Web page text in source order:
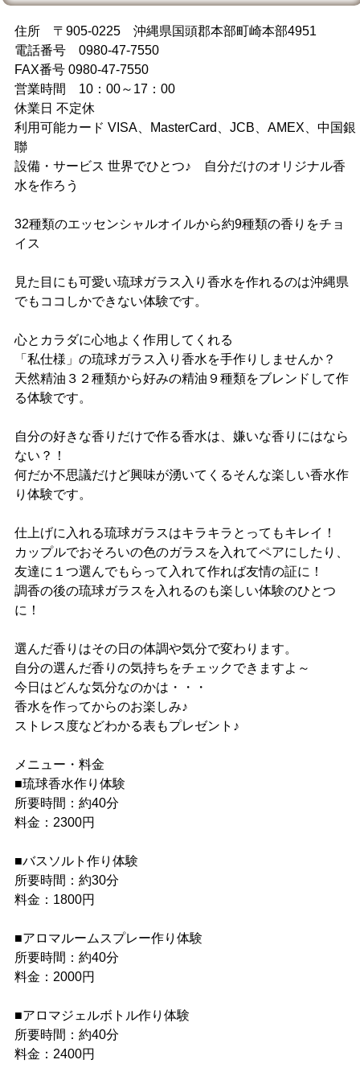
住所 〒905-0225 沖縄県国頭郡本部町崎本部4951
電話番号 0980-47-7550
FAX番号 0980-47-7550
営業時間 10：00～17：00
休業日 不定休
利用可能カード VISA、MasterCard、JCB、AMEX、中国銀
聯
設備・サービス 世界でひとつ♪ 自分だけのオリジナル香
水を作ろう
32種類のエッセンシャルオイルから約9種類の香りをチョ
イス
見た目にも可愛い琉球ガラス入り香水を作れるのは沖縄県
でもココしかできない体験です。
心とカラダに心地よく作用してくれる
「私仕様」の琉球ガラス入り香水を手作りしませんか？
天然精油３２種類から好みの精油９種類をブレンドして作
る体験です。
自分の好きな香りだけで作る香水は、嫌いな香りにはなら
ない？！
何だか不思議だけど興味が湧いてくるそんな楽しい香水作
り体験です。
仕上げに入れる琉球ガラスはキラキラとってもキレイ！
カップルでおそろいの色のガラスを入れてペアにしたり、
友達に１つ選んでもらって入れて作れば友情の証に！
調香の後の琉球ガラスを入れるのも楽しい体験のひとつ
に！
選んだ香りはその日の体調や気分で変わります。
自分の選んだ香りの気持ちをチェックできますよ～
今日はどんな気分なのかは・・・
香水を作ってからのお楽しみ♪
ストレス度などわかる表もプレゼント♪
メニュー・料金
■琉球香水作り体験
所要時間：約40分
料金：2300円
■バスソルト作り体験
所要時間：約30分
料金：1800円
■アロマルームスプレー作り体験
所要時間：約40分
料金：2000円
■アロマジェルボトル作り体験
所要時間：約40分
料金：2400円